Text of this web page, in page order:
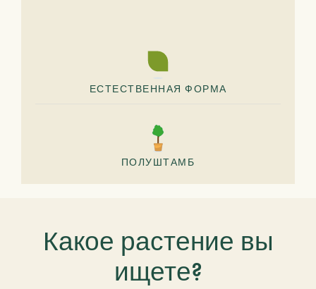
ЕСТЕСТВЕННАЯ ФОРМА
ПОЛУШТАМБ
Какое растение вы
ищете?